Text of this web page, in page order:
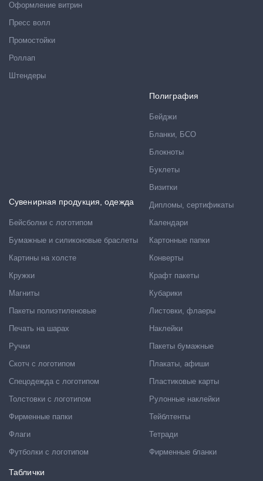
Оформление витрин
Пресс волл
Промостойки
Роллап
Штендеры
Сувенирная продукция, одежда
Бейсболки с логотипом
Бумажные и силиконовые браслеты
Картины на холсте
Кружки
Магниты
Пакеты полиэтиленовые
Печать на шарах
Ручки
Скотч с логотипом
Спецодежда с логотипом
Толстовки с логотипом
Фирменные папки
Флаги
Футболки с логотипом
Полиграфия
Бейджи
Бланки, БСО
Блокноты
Буклеты
Визитки
Дипломы, сертификаты
Календари
Картонные папки
Конверты
Крафт пакеты
Кубарики
Листовки, флаеры
Наклейки
Пакеты бумажные
Плакаты, афиши
Пластиковые карты
Рулонные наклейки
Тейблтенты
Тетради
Фирменные бланки
Таблички